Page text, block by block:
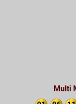
Multi